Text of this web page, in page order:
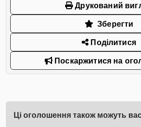
Друкований
Зберегти
Поділитися
Поскаржитися на
Ці оголошення також можуть